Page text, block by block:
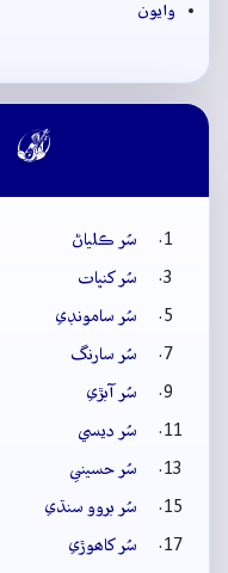
وايون

سُر ڪلياڻ
سُر کنڀات
سُر سامونڊي
سُر سارنگ
سُر آبڙي
سُر ديسي
سُر حسيني
سُر بروو سنڌي
سُر کاھوڙي